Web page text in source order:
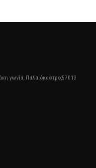
γωνία, Παλαιόκαστρο,57013